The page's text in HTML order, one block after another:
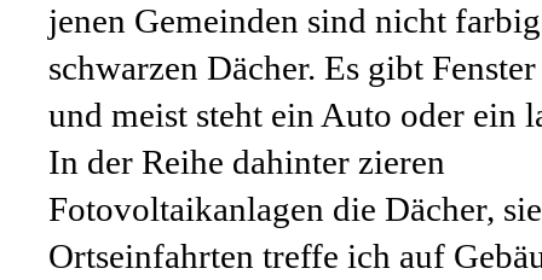
jenen Gemeinden sind nicht
schwarzen Dächer. Es gibt
und meist steht ein Auto oder ein
In der Reihe dahinter zieren
Fotovoltaikanlagen die Dächer,
Ortseinfahrten treffe ich auf